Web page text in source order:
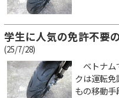
学生に人気の免許不要
(25/7/28)
ベトナム
クは運転
もの移動手